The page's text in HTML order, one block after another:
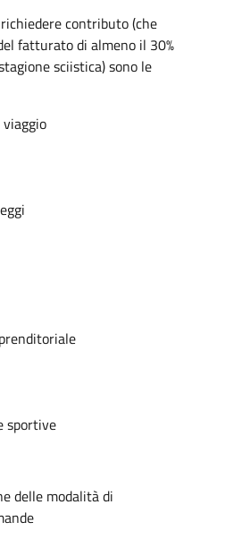
contributo (che
fatturato di almeno il 30%
sciistica) sono le
sportive
delle modalità di